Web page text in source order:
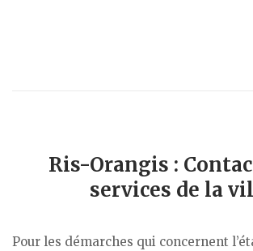
Ris-Orangis :
services de la
Pour les démarches qui concernent